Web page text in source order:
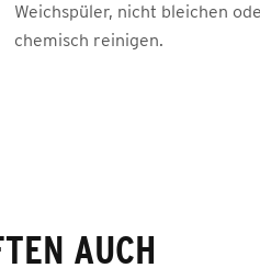
Weichspüler, nicht bleichen
chemisch reinigen.
AUCH